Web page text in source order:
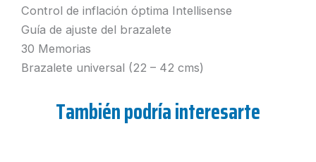
Control de inflación óptima Intellisense
Guía de ajuste del brazalete
30 Memorias
Brazalete universal (22 – 42 cms)
También podría interesarte